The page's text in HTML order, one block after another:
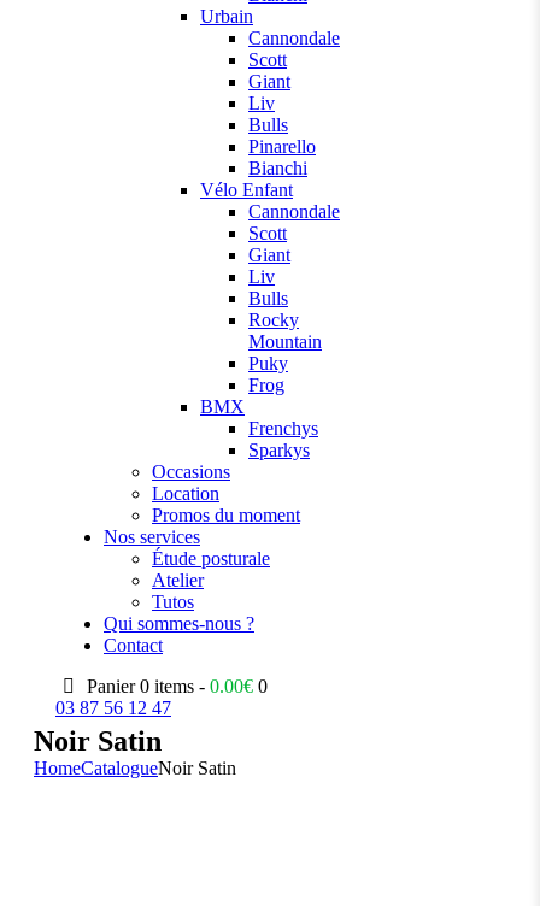
Urbain
Cannondale
Scott
Giant
Liv
Bulls
Pinarello
Bianchi
Vélo Enfant
Cannondale
Scott
Giant
Liv
Bulls
Rocky
Mountain
Puky
Frog
BMX
Frenchys
Sparkys
Occasions
Location
Promos du moment
Nos services
Étude posturale
Atelier
Tutos
Qui sommes-nous ?
Contact
Panier 0 items -0.00€ 0
03 87 56 12 47
Noir Satin
HomeCatalogueNoir Satin